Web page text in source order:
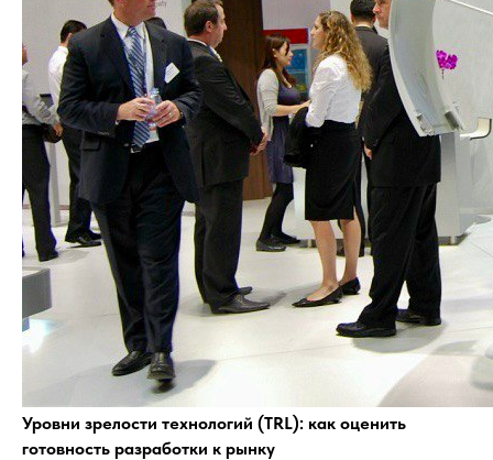
Уровни зрелости технологий (TRL): как оценить
готовность разработки к рынку